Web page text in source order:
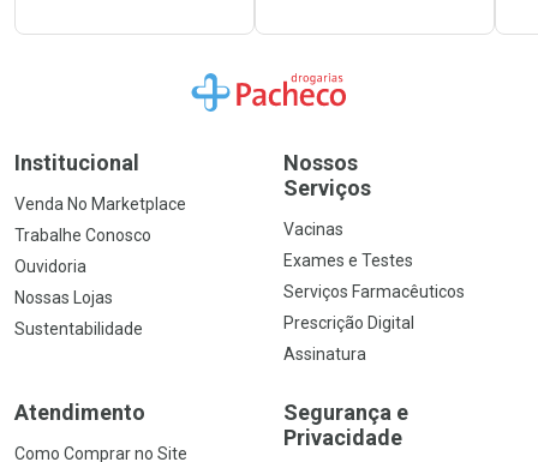
Ir para a Home
Institucional
Venda No Marketplace
Trabalhe Conosco
Ouvidoria
Nossas Lojas
Sustentabilidade
Nossos
Serviços
Vacinas
Exames e Testes
Serviços Farmacêuticos
Prescrição Digital
Assinatura
Atendimento
Como Comprar no Site
Segurança e
Privacidade